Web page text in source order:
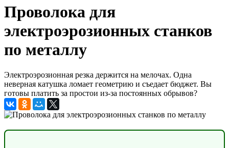
Проволока для
электроэрозионных станков
по металлу
Электроэрозионная резка держится на мелочах. Одна
неверная катушка ломает геометрию и съедает бюджет. Вы
готовы платить за простои из-за постоянных обрывов?